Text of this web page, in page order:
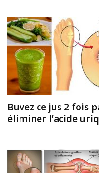
Buvez ce jus 2 fois
éliminer l’acide